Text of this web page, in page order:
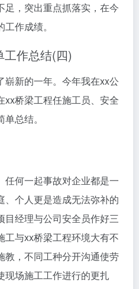
足，突出重点抓落实，在今
作成绩。
作总结(四)
崭新的一年。今年我在xx公
xx桥梁工程任施工员、安全
总结。
任何一起事故对企业都是一
、个人更是造成无法弥补的
目经理与公司安全员作好三
工与xx桥梁工程环境大有不
教，不同工种分开沟通使劳
现场施工工作进行的更扎